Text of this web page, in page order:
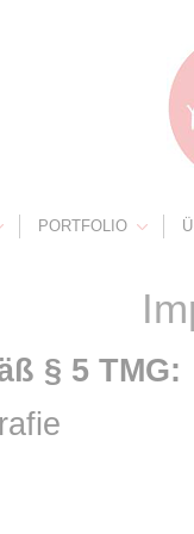
PORTFOLIO
§ 5 TMG: